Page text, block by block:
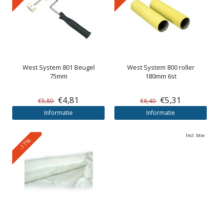
West System 801 Beugel
75mm
€5,80 €4,81
Informatie
West System 800 roller
180mm 6st
€6,40 €5,31
Informatie
-17%
Incl. btw